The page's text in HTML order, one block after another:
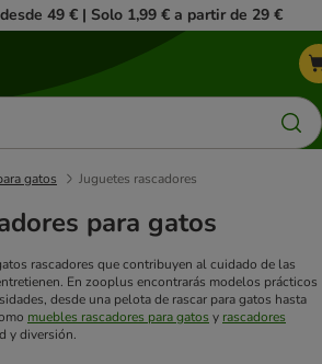
49 € | Solo 1,99 € a partir de 29 €
gatos Juguetes rascadores
para gatos
rascadores que contribuyen al cuidado de las
En zooplus encontrarás modelos prácticos
desde una pelota de rascar para gatos hasta
muebles rascadores para gatos y rascadores
y diversión.